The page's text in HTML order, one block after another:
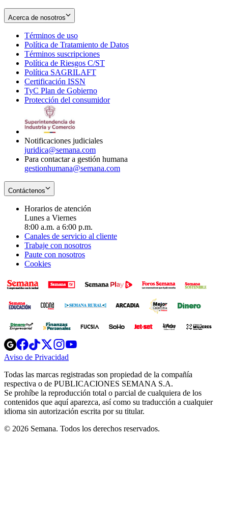
Acerca de nosotros
Términos de uso
in
new
window
Política de Tratamiento de Datos
Términos suscripciones
in
Política de Riesgos C/ST
Política SAGRILAFT
new
window
Certificación ISSN
in
new
TyC Plan de Gobierno
in
Protección del consumidorOpens
Notificaciones judiciales
juridica@semana.com
Para contactar a gestión humana
gestionhumana@semana.com
Contáctenos
Horarios de atención
Lunes a Viernes
8:00 a.m. a 6:00 p.m.
Canales de servicio al cliente
Trabaje con nosotros
Paute con nosotros
Cookies
Opens
in
new
Opens
in
new
Opens
in
new
window
Opens
new
windowwindow
Aviso de Privacidad
new
window
Todas las marcas registradas son propiedad de la compañía
respectiva o de PUBLICACIONES SEMANA S.A.
Se prohíbe la reproducción total o parcial de cualquiera de los
contenidos que aquí aparezca, así como su traducción a cualquier
idioma sin autorización escrita por su titular.
© 2026 Semana. Todos los derechos reservados.